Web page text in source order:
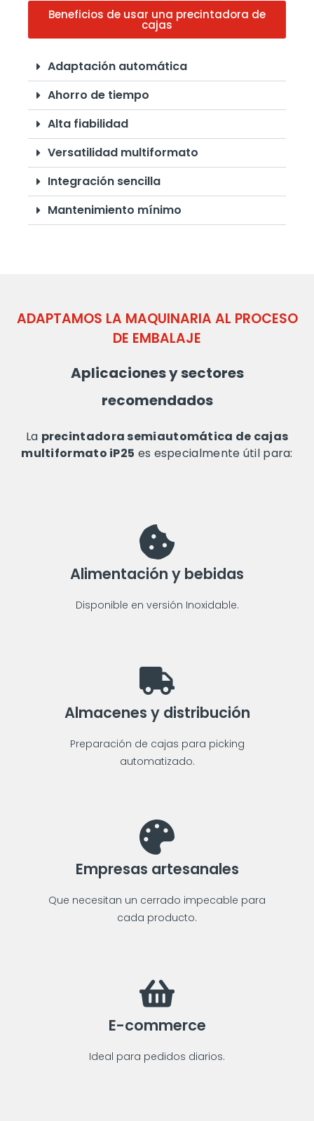
Beneficios de usar una precintadora de
cajas
Adaptación automática
Ahorro de tiempo
Alta fiabilidad
Versatilidad multiformato
Integración sencilla
Mantenimiento mínimo
ADAPTAMOS LA MAQUINARIA AL PROCESO
DE EMBALAJE
Aplicaciones y sectores
recomendados
La precintadora semiautomática de cajas
multiformato iP25 es especialmente útil para:
Alimentación y bebidas
Disponible en versión Inoxidable.
Almacenes y distribución
Preparación de cajas para picking
automatizado.
Empresas artesanales
Que necesitan un cerrado impecable para
cada producto.
E-commerce
Ideal para pedidos diarios.